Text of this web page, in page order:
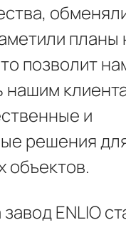
планы
позволит
нашим
и
решения
объектов.
ENLIO